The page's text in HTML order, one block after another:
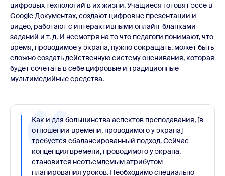
цифровых технологий в их жизни. Учащиеся готовят эссе в
Google Документах, создают цифровые презентации и
видео, работают с интерактивными онлайн-бланками
заданий и т. д. И несмотря на то что педагоги понимают, что
время, проводимое у экрана, нужно сокращать, может быть
сложно создать действенную систему оценивания, которая
будет сочетать в себе цифровые и традиционные
мультимедийные средства.
Как и для большинства аспектов преподавания, [в
отношении времени, проводимого у экрана]
требуется сбалансированный подход. Сейчас
концепция времени, проводимого у экрана,
становится неотъемлемым атрибутом
планирования уроков. Необходимо специально